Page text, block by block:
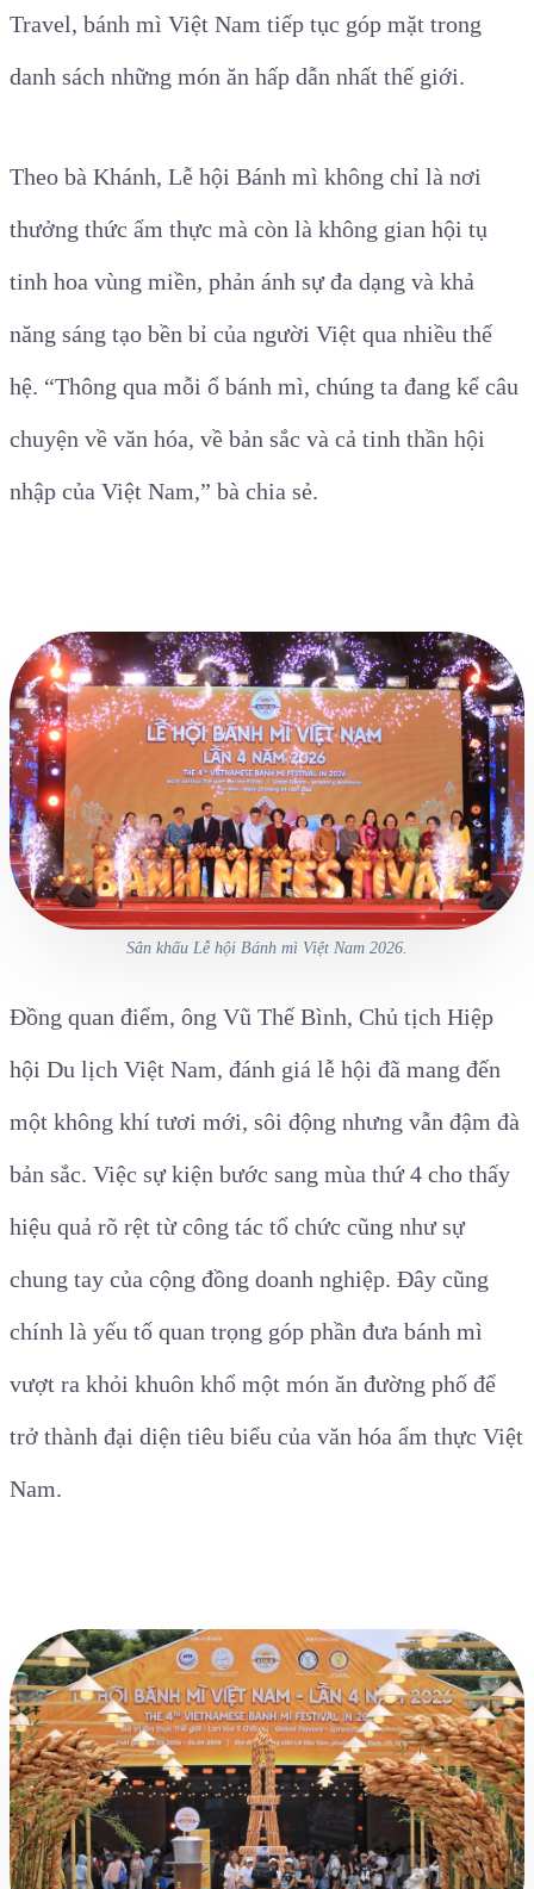
Travel, bánh mì Việt Nam tiếp tục góp mặt trong
danh sách những món ăn hấp dẫn nhất thế giới.
Theo bà Khánh, Lễ hội Bánh mì không chỉ là nơi
thưởng thức ẩm thực mà còn là không gian hội tụ
tinh hoa vùng miền, phản ánh sự đa dạng và khả
năng sáng tạo bền bỉ của người Việt qua nhiều thế
hệ. “Thông qua mỗi ổ bánh mì, chúng ta đang kể câu
chuyện về văn hóa, về bản sắc và cả tinh thần hội
nhập của Việt Nam,” bà chia sẻ.
Sân khấu Lễ hội Bánh mì Việt Nam 2026.
Đồng quan điểm, ông Vũ Thế Bình, Chủ tịch Hiệp
hội Du lịch Việt Nam, đánh giá lễ hội đã mang đến
một không khí tươi mới, sôi động nhưng vẫn đậm đà
bản sắc. Việc sự kiện bước sang mùa thứ 4 cho thấy
hiệu quả rõ rệt từ công tác tổ chức cũng như sự
chung tay của cộng đồng doanh nghiệp. Đây cũng
chính là yếu tố quan trọng góp phần đưa bánh mì
vượt ra khỏi khuôn khổ một món ăn đường phố để
trở thành đại diện tiêu biểu của văn hóa ẩm thực Việt
Nam.